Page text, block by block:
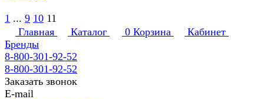
1 ... 9 10 11
Главная
Каталог 0 Корзина
Кабинет
Бренды
8-800-301-92-52
8-800-301-92-52
Заказать звонок
E-mail